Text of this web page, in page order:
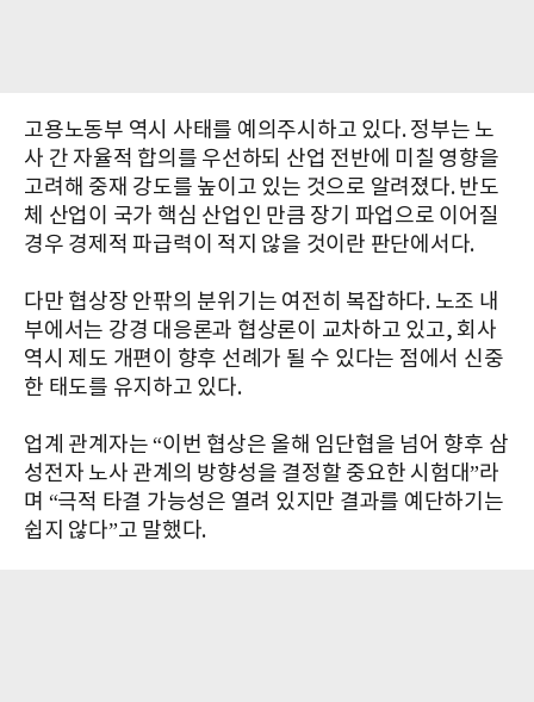
고용노동부 역시 사태를 예의주시하고 있다. 정부는 노
사 간 자율적 합의를 우선하되 산업 전반에 미칠 영향을
고려해 중재 강도를 높이고 있는 것으로 알려졌다. 반도
체 산업이 국가 핵심 산업인 만큼 장기 파업으로 이어질
경우 경제적 파급력이 적지 않을 것이란 판단에서다.
다만 협상장 안팎의 분위기는 여전히 복잡하다. 노조 내
부에서는 강경 대응론과 협상론이 교차하고 있고, 회사
역시 제도 개편이 향후 선례가 될 수 있다는 점에서 신중
한 태도를 유지하고 있다.
업계 관계자는 “이번 협상은 올해 임단협을 넘어 향후 삼
성전자 노사 관계의 방향성을 결정할 중요한 시험대”라
며 “극적 타결 가능성은 열려 있지만 결과를 예단하기는
쉽지 않다”고 말했다.